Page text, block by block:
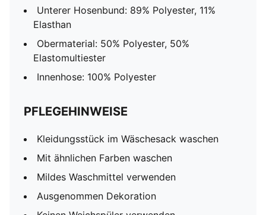
Unterer Hosenbund: 89% Polyester, 11%
Elasthan
Obermaterial: 50% Polyester, 50%
Elastomultiester
Innenhose: 100% Polyester
PFLEGEHINWEISE
Kleidungsstück im Wäschesack waschen
Mit ähnlichen Farben waschen
Mildes Waschmittel verwenden
Ausgenommen Dekoration